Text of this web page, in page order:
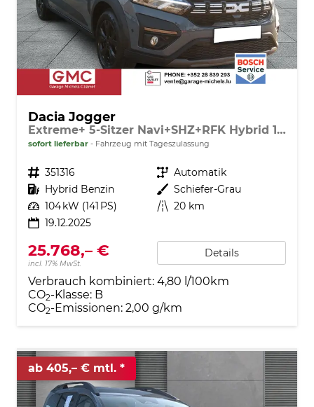
Dacia Jogger
Extreme+ 5-Sitzer Navi+SHZ+RFK Hybrid 140
sofort lieferbar Fahrzeug mit Tageszulassung
Fahrzeugnr. 351316 Getriebe Automatik
Kraftstoff Hybrid Benzin Außenfarbe Schiefer-Grau
Leistung 104 kW (141 PS) Kilometerstand 20 km
19.12.2025
25.768,– €
incl. 17% MwSt.
Details
Verbrauch kombiniert: 4,80 l/100km
CO2-Klasse: B
CO2-Emissionen: 2,00 g/km
ab 405,– € mtl.